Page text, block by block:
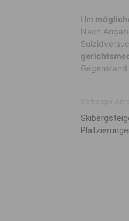
Um
Nach
Gegenstand